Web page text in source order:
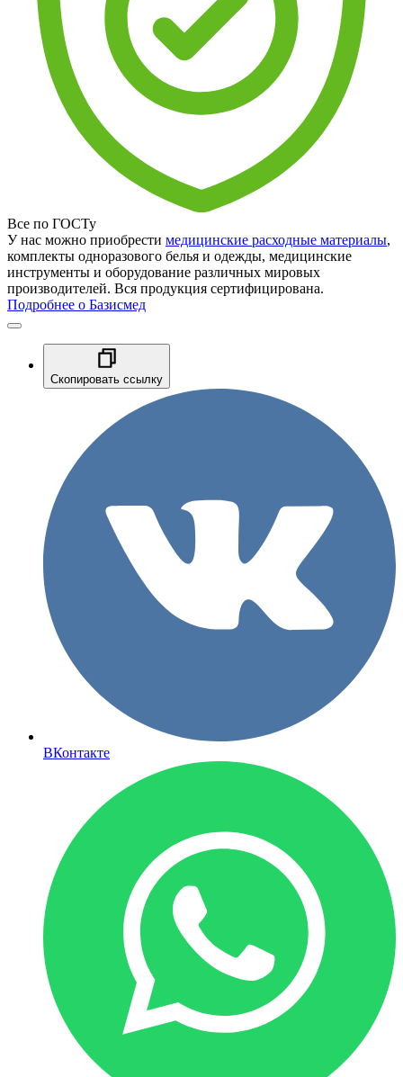
Все по ГОСТу
У нас можно приобрести медицинские расходные материалы,
комплекты одноразового белья и одежды, медицинские
инструменты и оборудование различных мировых
производителей. Вся продукция сертифицирована.
Подробнее о Базисмед
Скопировать ссылку
ВКонтакте